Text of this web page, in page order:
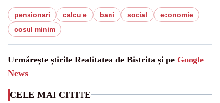
pensionari calcule bani social
economie
cosul minim
Urmărește știrile Realitatea de Bistrita și pe Google
News
CELE MAI CITITE